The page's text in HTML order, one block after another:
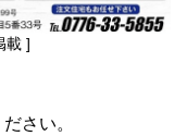
載 ]
さい。